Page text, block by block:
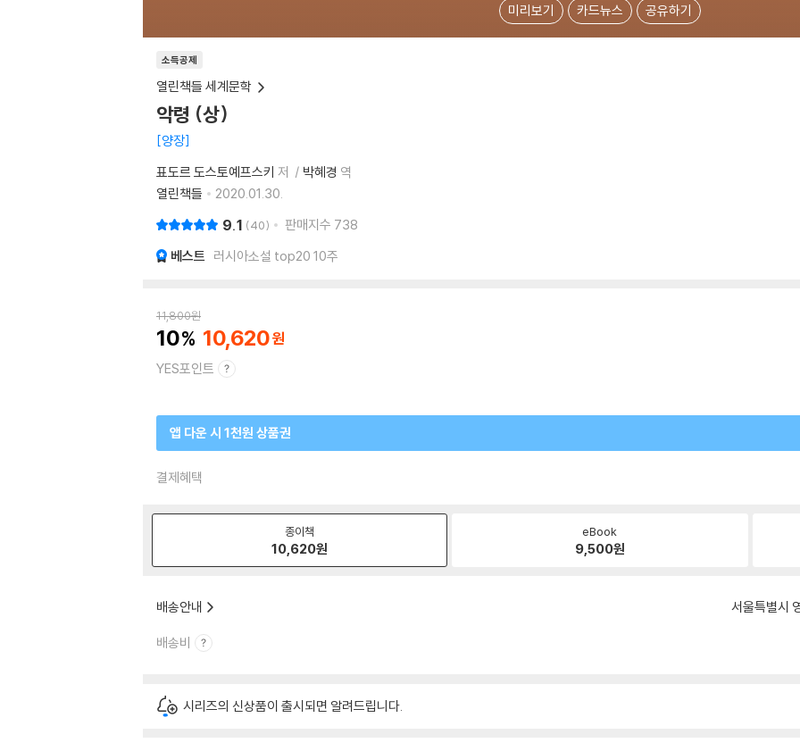
미리보기 카드뉴스 공유하기
소득공제
열린책들 세계문학
악령 (상)
양장
표도르 도스토예프스키 저 박혜경 역
열린책들
2020.01.30.
9.1 40 판매지수 738
베스트 러시아소설 top20 10주
11,800원
10 10,620
YES포인트
앱 다운 시 1천원 상품권
결제혜택
종이책
10,620원
eBook
9,500원
배송안내 서울특별시
배송비
시리즈의 신상품이 출시되면 알려드립니다.